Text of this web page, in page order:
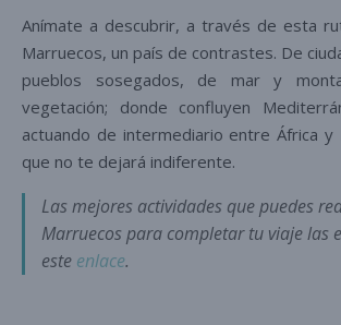
Anímate a descubrir, a través de esta ruta de 8 días por
Marruecos, un país de contrastes. De
pueblos sosegados, de mar y
vegetación; donde confluyen
actuando de intermediario entre África y
que no te dejará indiferente.
Las mejores actividades que puedes
Marruecos para completar tu viaje las
este enlace.